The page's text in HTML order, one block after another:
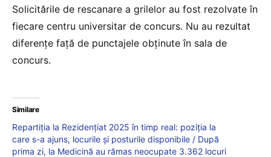
Solicitările de rescanare a grilelor au fost rezolvate în
fiecare centru universitar de concurs. Nu au rezultat
diferențe față de punctajele obținute în sala de
concurs.
Similare
Repartiția la Rezidențiat 2025 în timp real: poziția la
care s-a ajuns, locurile și posturile disponibile / După
prima zi, la Medicină au rămas neocupate 3.362 locuri